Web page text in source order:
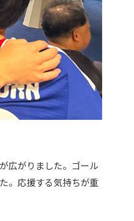
広がりました。ゴール
。応援する気持ちが重